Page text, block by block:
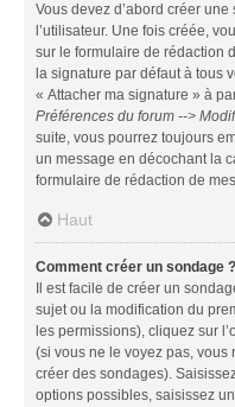
Vous devez d’abord créer
l’utilisateur. Une fois créée,
sur le formulaire de rédaction
la signature par défaut à tous
« Attacher ma signature » à
Préférences du forum -->
suite, vous pourrez toujours
un message en décochant la
formulaire de rédaction de
Haut
Comment créer un sondage ?
Il est facile de créer un
sujet ou la modification du
les permissions), cliquez sur
(si vous ne le voyez pas, vous
créer des sondages).
options possibles, saisissez